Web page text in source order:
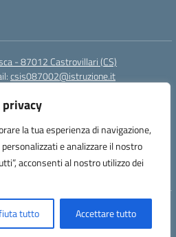
la tua esperienza di navigazione,
e analizzare il nostro
acconsenti al nostro utilizzo dei
tutto Accettare tutto
- 87012 Castrovillari (CS)
csis087002@istruzione.it
(IPA): PNG4CA8K
R8N7JA
Idea e progetto di Designers Italia